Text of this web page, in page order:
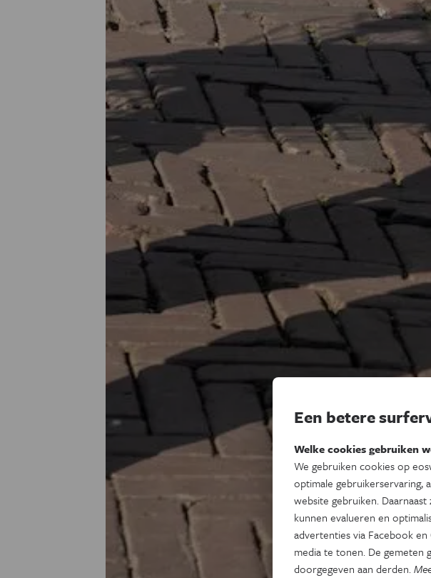
Een betere
Welke cookies gebruiken
We gebruiken cookies op
optimale gebruikerservaring,
website gebruiken.
kunnen evalueren en
advertenties via Facebook
media te tonen. De
doorgegeven aan derden.